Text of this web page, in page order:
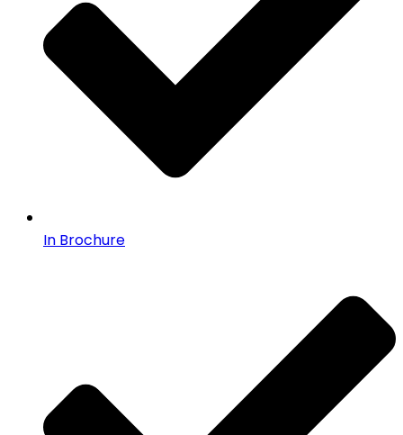
In Brochure